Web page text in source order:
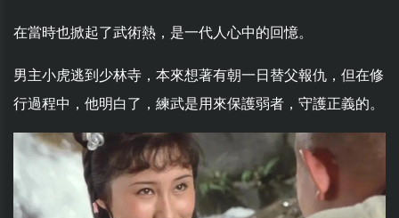
在當時也掀起了武術熱，是一代人心中的回憶。
男主小虎逃到少林寺，本來想著有朝一日替父報仇，但在修
行過程中，他明白了，練武是用來保護弱者，守護正義的。